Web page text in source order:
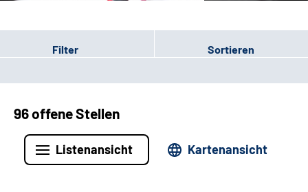
Filter Sortieren
96 offene Stellen
Listenansicht Kartenansicht